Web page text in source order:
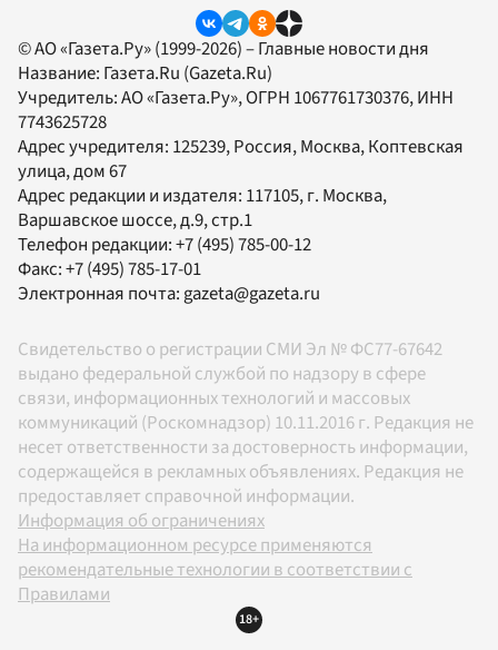
© АО «Газета.Ру» (1999-2026) – Главные новости дня
Название: Газета.Ru (Gazeta.Ru)
Учредитель:АО «Газета.Ру», ОГРН 1067761730376, ИНН
7743625728
Адрес учредителя: 125239, Россия, Москва, Коптевская
улица, дом 67
Адрес редакции и издателя: 117105, г. Москва,
Варшавское шоссе, д.9, стр.1
Телефон редакции:+7 (495) 785-00-12
Факс:+7 (495) 785-17-01
Электронная почта: gazeta@gazeta.ru
Свидетельство о регистрации СМИ Эл № ФС77-67642
выдано федеральной службой по надзору в сфере
связи, информационных технологий и массовых
коммуникаций (Роскомнадзор) 10.11.2016 г. Редакция не
несет ответственности за достоверность информации,
содержащейся в рекламных объявлениях. Редакция не
предоставляет справочной информации.
Информация об ограничениях
На информационном ресурсе применяются
рекомендательные технологии в соответствии с
Правилами
18+